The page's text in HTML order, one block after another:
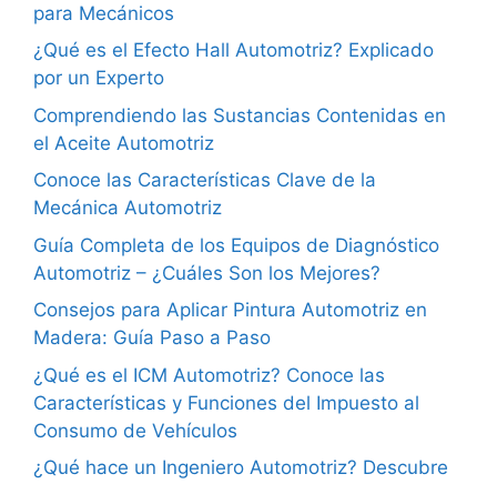
para Mecánicos
¿Qué es el Efecto Hall Automotriz? Explicado
por un Experto
Comprendiendo las Sustancias Contenidas en
el Aceite Automotriz
Conoce las Características Clave de la
Mecánica Automotriz
Guía Completa de los Equipos de Diagnóstico
Automotriz – ¿Cuáles Son los Mejores?
Consejos para Aplicar Pintura Automotriz en
Madera: Guía Paso a Paso
¿Qué es el ICM Automotriz? Conoce las
Características y Funciones del Impuesto al
Consumo de Vehículos
¿Qué hace un Ingeniero Automotriz? Descubre